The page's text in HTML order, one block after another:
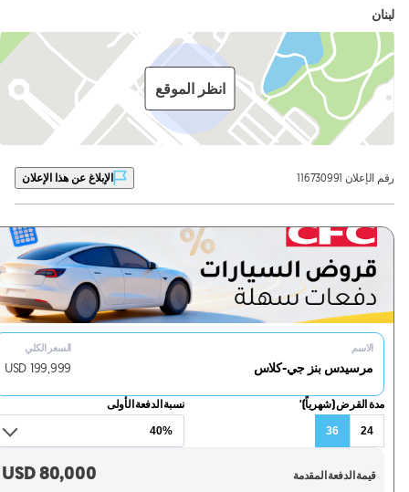
لبنان
انظر الموقع
رقم الإعلان 116730991 الإبلاغ عن هذا الإعلان
الاسم
مرسيدس بنز جي-كلاس
السعر الكلي
USD 199,999
مدة القرض (شهرياً)'
24
36
نسبة الدفعة الأولى
قيمة الدفعة المقدمة USD80,000